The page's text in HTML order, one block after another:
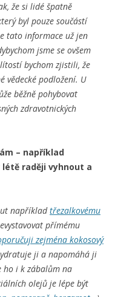
že si lidé špatně
byl pouze součástí
tato informace už jen
jsme se ovšem
bychom zjistili, že
vědecké podložení. U
běžně pohybovat
zdravotnických
– například
raději vyhnout a
napříkladtřezalkovému
přímému
zejména kokosový
ji a napomáhá ji
ho i k zábalům na
olejů je lépe být